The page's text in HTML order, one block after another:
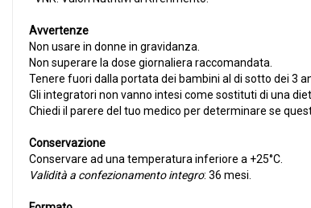
Avvertenze
Non usare in donne in gravidanza.
Non superare la dose giornaliera raccomandata.
Tenere fuori dalla portata dei bambini al di sotto dei 3
Gli integratori non vanno intesi come sostituti di una
Chiedi il parere del tuo medico per determinare se
Conservazione
Conservare ad una temperatura inferiore a +25°C.
Validità a confezionamento integro: 36 mesi.